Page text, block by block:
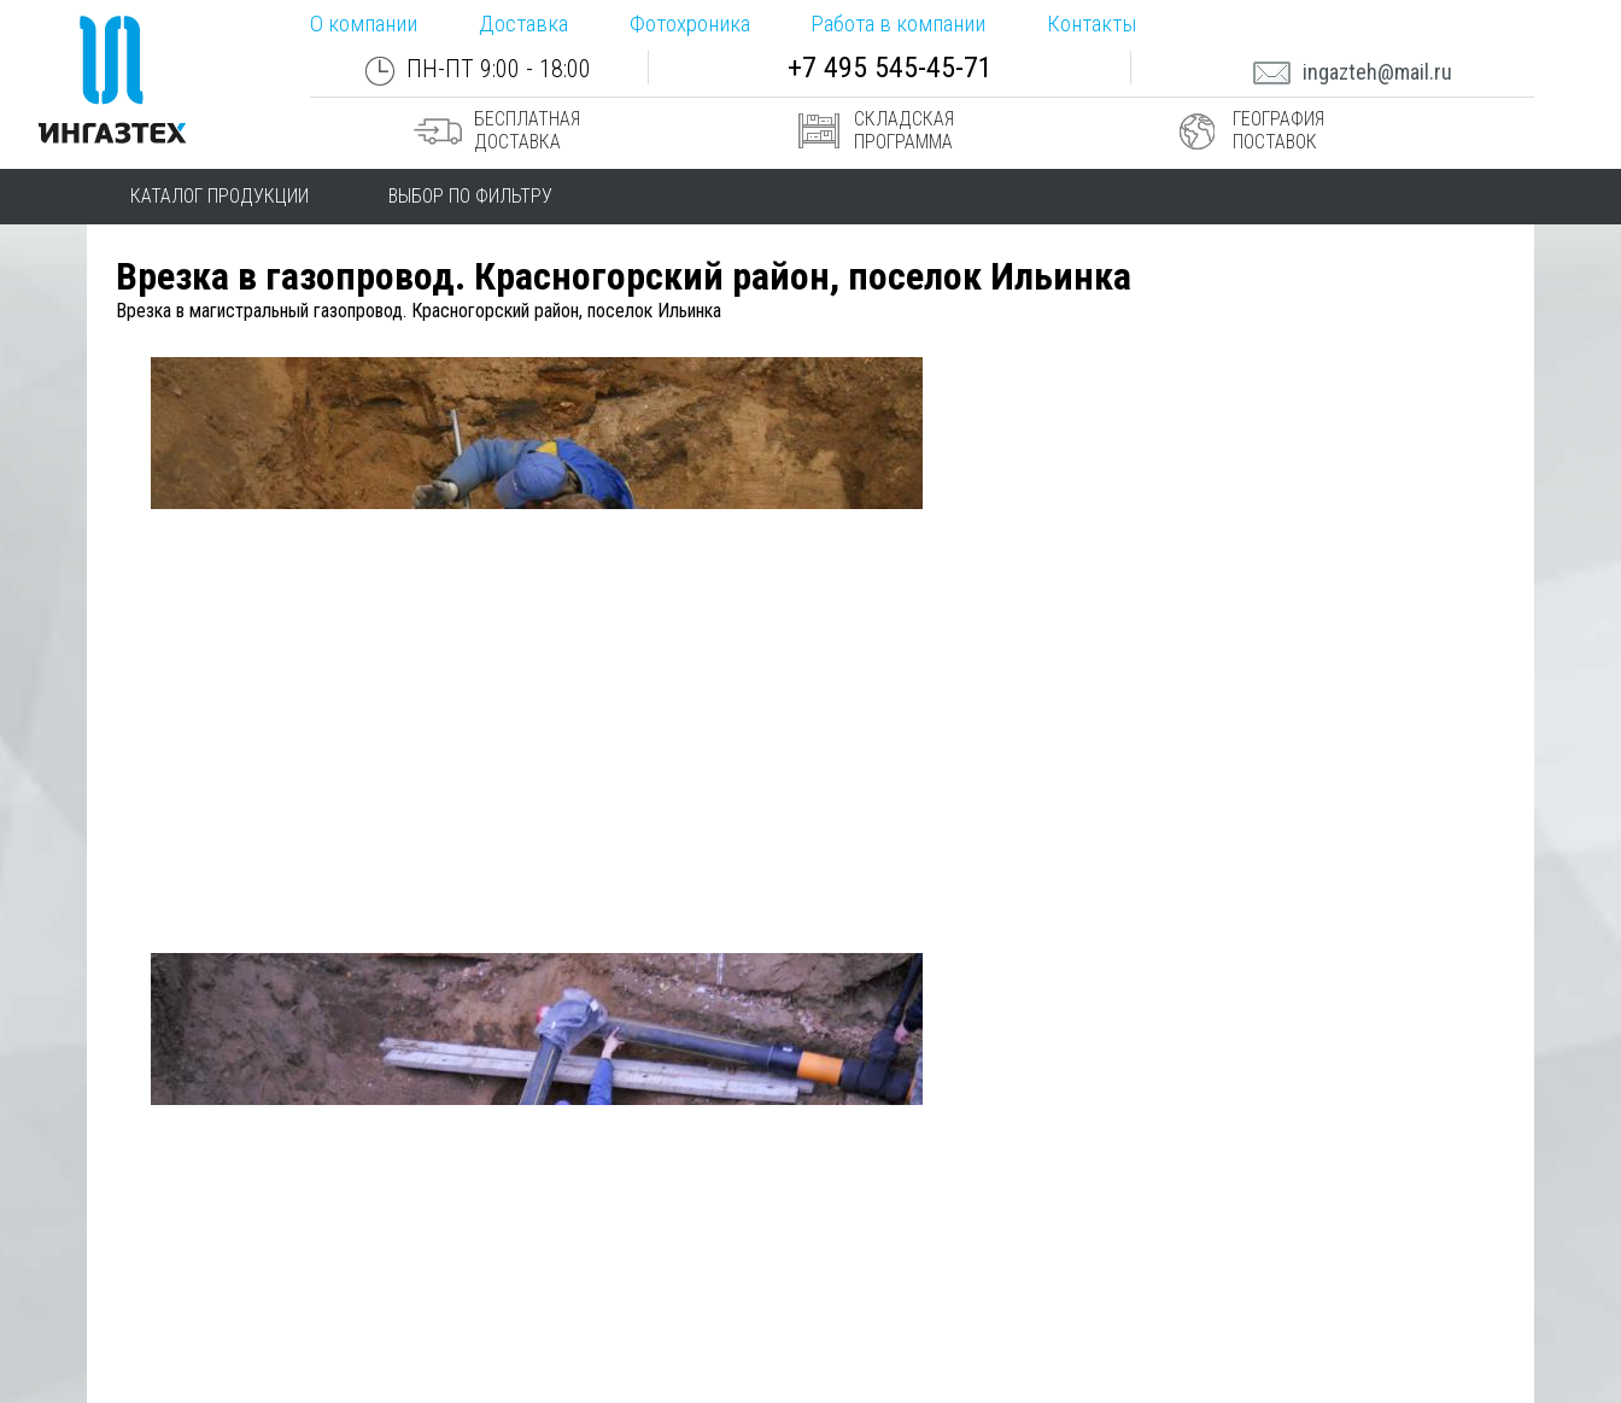
О компании Доставка Фотохроника Работа в компании Контакты
ПН-ПТ 9:00 - 18:00 +7 495 545-45-71 ingazteh@mail.ru
БЕСПЛАТНАЯ
ДОСТАВКА
СКЛАДСКАЯ
ПРОГРАММА
ГЕОГРАФИЯ
ПОСТАВОК
КАТАЛОГ ПРОДУКЦИИ ВЫБОР ПО ФИЛЬТРУ
Врезка в газопровод. Красногорский район, поселок Ильинка
Врезка в магистральный газопровод. Красногорский район, поселок Ильинка